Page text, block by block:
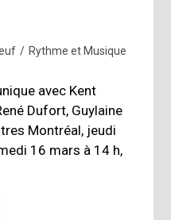
/ Rythme et Musique
avec Kent
Dufort, Guylaine
Montréal, jeudi
16 mars à 14 h,